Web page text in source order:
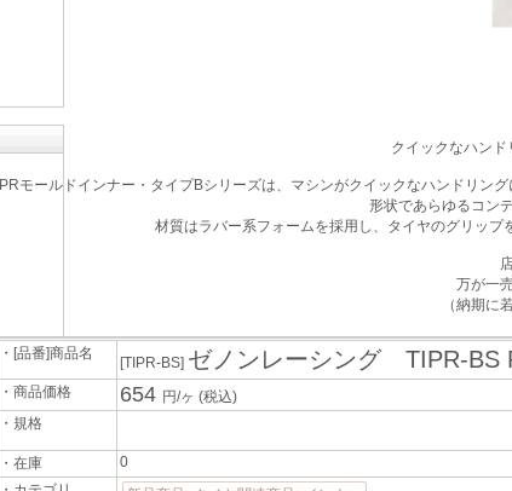
クイックなハン
PRモールドインナー・タイプBシリーズは、マシンがクイックなハンドリン
形状であらゆるコン
材質はラバー系フォームを採用し、タイヤのグリップ
万が一
（納期に
・[品番]商品名
[TIPR-BS] ゼノンレーシング TIPR-BS
・商品価格 654 円/ヶ (税込)
・規格
・在庫
0